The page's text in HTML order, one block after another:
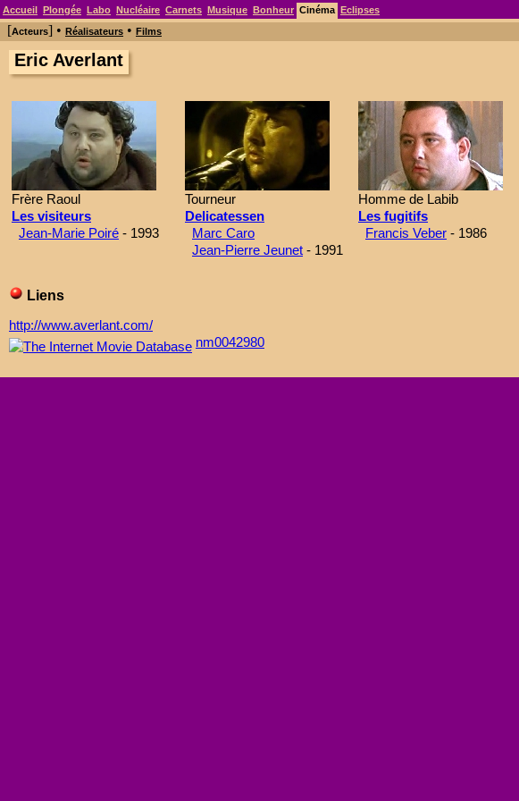
Accueil Plongée Labo Nucléaire Carnets Musique Bonheur Cinéma Eclipses
[Acteurs] • Réalisateurs • Films
Eric Averlant
Frère Raoul
Les visiteurs
Jean-Marie Poiré - 1993
Tourneur
Delicatessen
Marc Caro
Jean-Pierre Jeunet - 1991
Homme de Labib
Les fugitifs
Francis Veber - 1986
Liens
http://www.averlant.com/
nm0042980